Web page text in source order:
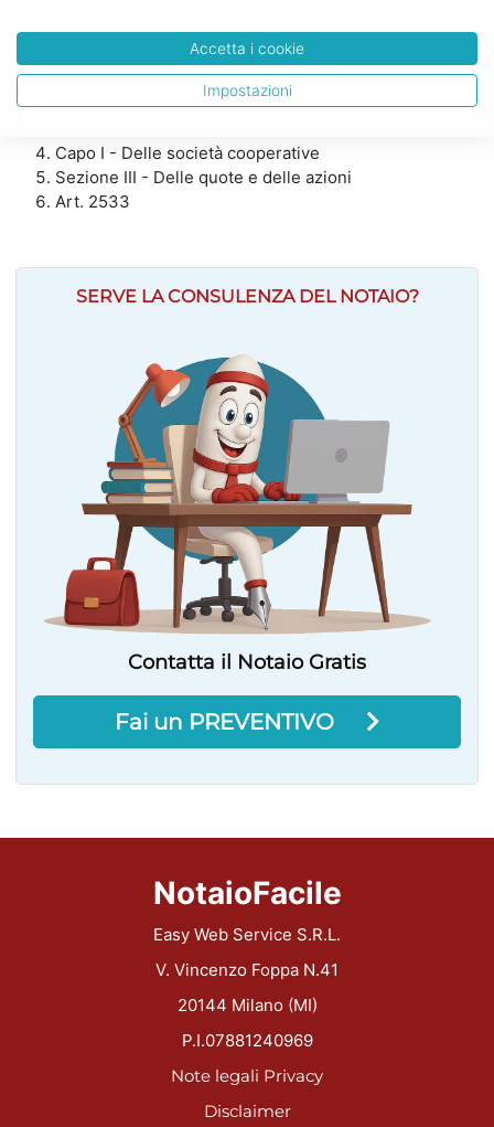
Struttura gerarchica per l'articolo 2533 del Codice Civile:
LIBRO QUINTO - Del lavoro
TITOLO VI - Delle società cooperative e delle mutue
Capo I - Delle società cooperative
Sezione III - Delle quote e delle azioni
Art. 2533
SERVE LA CONSULENZA DEL NOTAIO?
Contatta il Notaio Gratis
Fai un PREVENTIVO
NotaioFacile
Easy Web Service S.R.L.
V. Vincenzo Foppa N.41
20144 Milano (MI)
P.I.07881240969
Note legali Privacy
Disclaimer
Accetta i cookie
Impostazioni